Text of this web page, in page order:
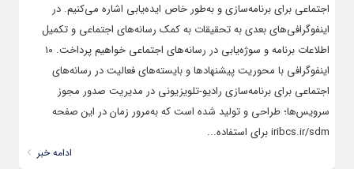
اجتماعی برای برنامه‌سازی‌ و به‌طور خاص ایده‌یابی اشاره می‌کنیم. در
اینفوگرافی‌های بعدی به تحقیقات به کمک رسانه‌های اجتماعی و تکمیل
اطلاعات برنامه و سوژه‌یابی در رسانه‌های اجتماعی خواهیم پرداخت. ۱۰
اینفوگرافی با محوریت پیشنهادها و بایسته‌های فعالیت در رسانه‌های
اجتماعی برای برنامه‌سازی رادیو-تلویزیونی در مدیریت صدور مجوز
سرویس‌ها؛ طراحی و تولید شده است که به‌مرور زمان در این صفحه
iribcs.ir/sdm برای استفاده...
ادامه خبر